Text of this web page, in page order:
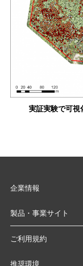
実証実験で可視
企業情報
製品・事業サイト
ご利用規約
推奨環境